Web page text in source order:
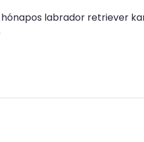
labrador retriever